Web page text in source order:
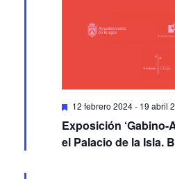
Featured
12 febrero 2024- 19 abril
Exposición ‘Gabino-
el Palacio de la Isla.